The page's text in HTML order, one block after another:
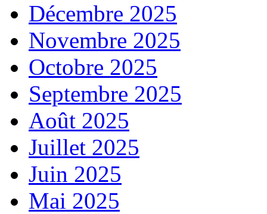
Décembre 2025
Novembre 2025
Octobre 2025
Septembre 2025
Août 2025
Juillet 2025
Juin 2025
Mai 2025